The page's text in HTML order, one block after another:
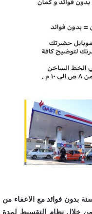
بدون فوائد مع الاعفاء من
خلال نظام التقسيط لمدة